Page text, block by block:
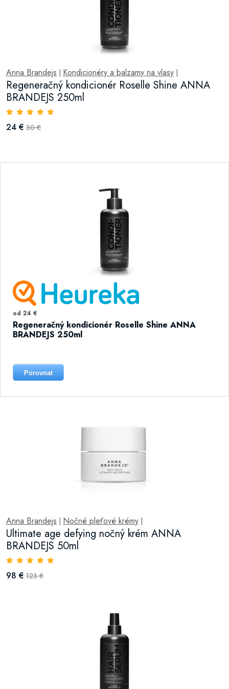
Anna Brandejs Kondicionéry a balzamy na vlasy
Regeneračný kondicionér Roselle Shine ANNA
BRANDEJS 250ml
24 € 30 €
od 24 €
Regeneračný kondicionér Roselle Shine ANNA
BRANDEJS 250ml
Porovnat
Anna Brandejs Nočné pleťové krémy
Ultimate age defying nočný krém ANNA
BRANDEJS 50ml
98 € 123 €